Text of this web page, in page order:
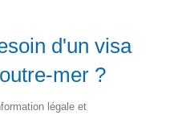
d'un visa
mer ?
légale et